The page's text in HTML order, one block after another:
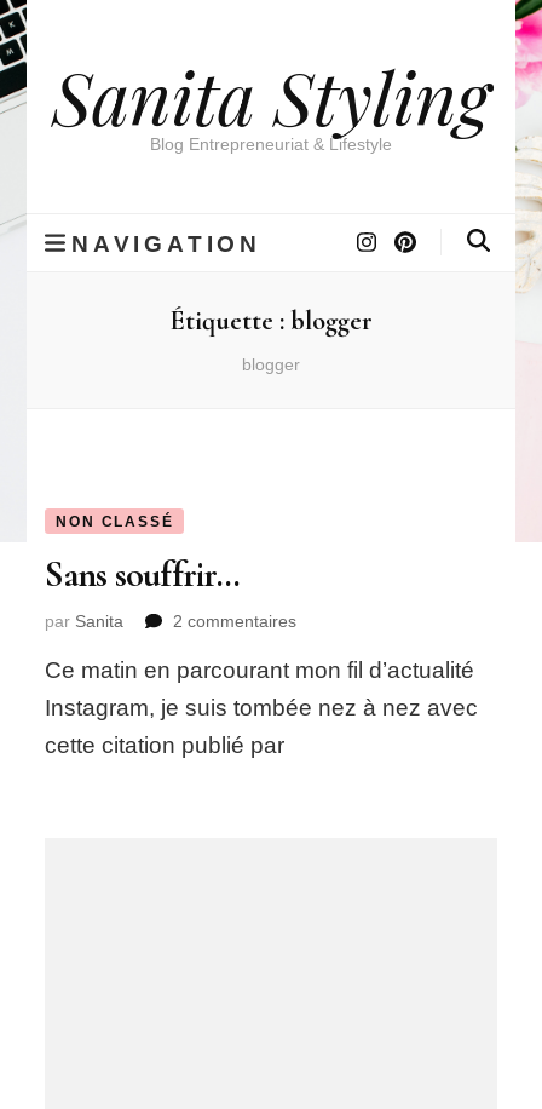
Sanita Styling
Blog Entrepreneuriat & Lifestyle
NAVIGATION
Étiquette :blogger
blogger
NON CLASSÉ
Sans souffrir…
par Sanita 2 commentairessur
souffrir…
Ce matin en parcourant mon fil d’actualité
Instagram, je suis tombée nez à nez avec
cette citation publié par